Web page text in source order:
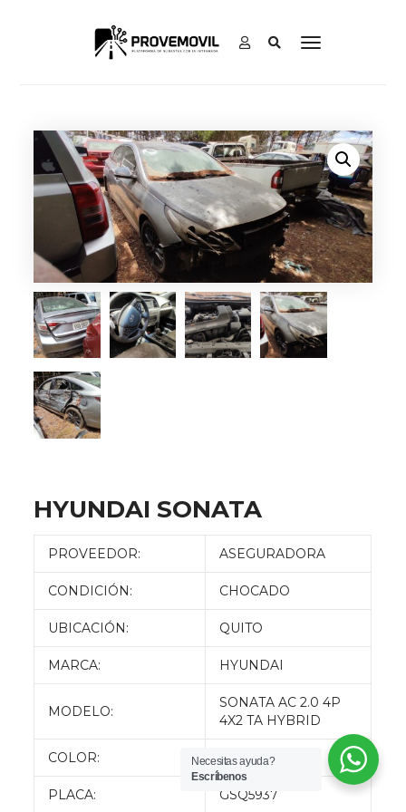
HYUNDAI SONATA
PROVEEDOR: ASEGURADORA
CONDICIÓN: CHOCADO
UBICACIÓN: QUITO
MARCA: HYUNDAI
MODELO:
SONATA AC 2.0 4P
4X2 TA HYBRID
COLOR: PLOMO
PLACA: GSQ5937
Necesitas ayuda?
Escríbenos